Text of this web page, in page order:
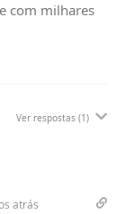
com milhares
Ver respostas (1)
atrás